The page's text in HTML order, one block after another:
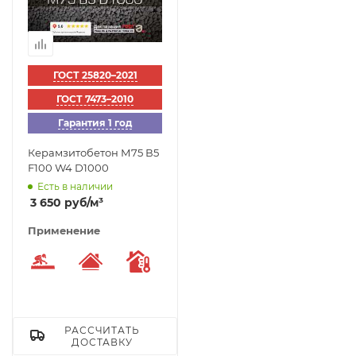
ГОСТ 25820–2021
ГОСТ 7473–2010
Гарантия 1 год
Керамзитобетон М75 В5
F100 W4 D1000
Есть в наличии
3 650 руб/м³
Применение
Стяжка полаУстройство кровли
РАССЧИТАТЬ
ДОСТАВКУ